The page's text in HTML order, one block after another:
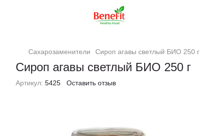
Сахарозаменители Сироп агавы светлый БИО 250 г
Сироп агавы светлый БИО 250 г
Артикул: 5425 Оставить отзыв